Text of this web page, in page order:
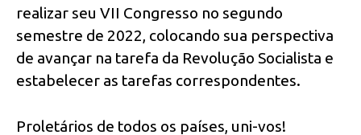
realizar seu VII Congresso no segundo
semestre de 2022, colocando sua perspectiva
de avançar na tarefa da Revolução Socialista e
estabelecer as tarefas correspondentes.
Proletários de todos os países, uni-vos!